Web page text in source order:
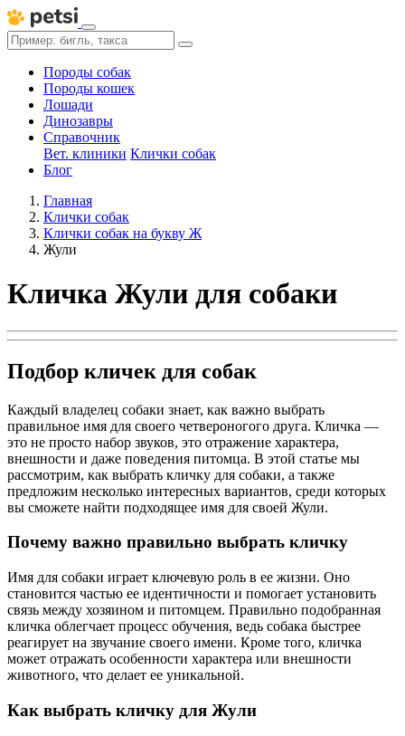
Породы собак
Породы кошек
Лошади
Динозавры
Справочник
Вет. клиники Клички собак
Блог
Главная
Клички собак
Клички собак на букву Ж
Жули
Кличка Жули для собаки
Подбор кличек для собак
Каждый владелец собаки знает, как важно выбрать
правильное имя для своего четвероногого друга. Кличка —
это не просто набор звуков, это отражение характера,
внешности и даже поведения питомца. В этой статье мы
рассмотрим, как выбрать кличку для собаки, а также
предложим несколько интересных вариантов, среди которых
вы сможете найти подходящее имя для своей Жули.
Почему важно правильно выбрать кличку
Имя для собаки играет ключевую роль в ее жизни. Оно
становится частью ее идентичности и помогает установить
связь между хозяином и питомцем. Правильно подобранная
кличка облегчает процесс обучения, ведь собака быстрее
реагирует на звучание своего имени. Кроме того, кличка
может отражать особенности характера или внешности
животного, что делает ее уникальной.
Как выбрать кличку для Жули